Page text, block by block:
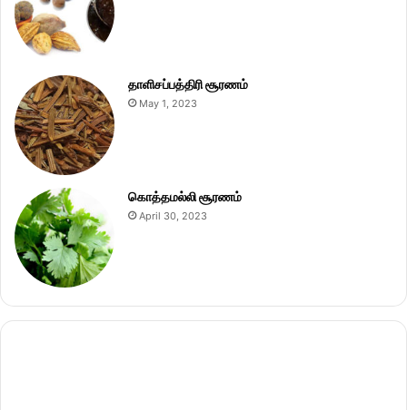
தாளிசப்பத்திரி சூரணம்
May 1, 2023
கொத்தமல்லி சூரணம்
April 30, 2023